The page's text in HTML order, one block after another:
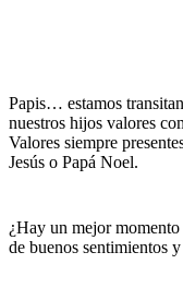
Papis… estamos
nuestros hijos valores
Valores siempre
Jesús o Papá Noel.
¿Hay un mejor momento
de buenos sentimientos